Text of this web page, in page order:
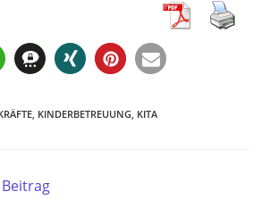
KINDERBETREUUNG KITA